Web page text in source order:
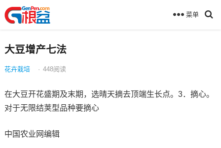
菜单
大豆增产七法
花卉栽培 · 448阅读
在大豆开花盛期及末期，选晴天摘去顶端生长点。3．摘心。
对于无限结荚型品种要摘心
中国农业网编辑